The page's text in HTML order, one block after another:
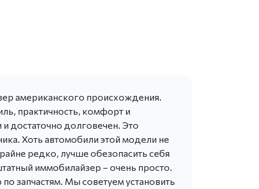
американского происхождения.
практичность, комфорт и
достаточно долговечен. Это
Хоть автомобили этой модели не
редко, лучше обезопасить себя
иммобилайзер – очень просто.
запчастям. Мы советуем установить